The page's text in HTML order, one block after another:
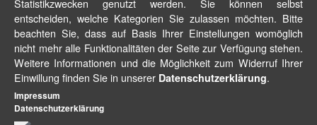
Statistikzwecken genutzt werden. Sie können selbst
entscheiden, welche Kategorien Sie zulassen möchten. Bitte
beachten Sie, dass auf Basis Ihrer Einstellungen womöglich
nicht mehr alle Funktionalitäten der Seite zur Verfügung stehen.
Weitere Informationen und die Möglichkeit zum Widerruf Ihrer
Einwillung finden Sie in unserer Datenschutzerklärung.
Impressum
Datenschutzerklärung